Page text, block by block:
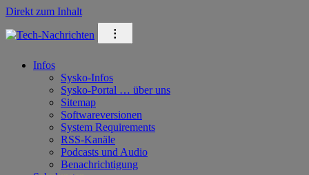
Direkt zum Inhalt
⁝
Infos
Sysko-Infos
Sysko-Portal … über uns
Sitemap
Softwareversionen
System Requirements
RSS-Kanäle
Podcasts und Audio
Benachrichtigung